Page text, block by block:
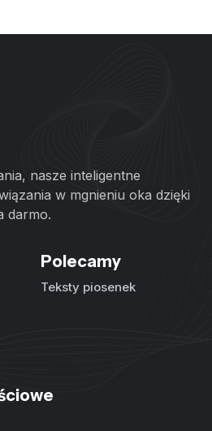
nasze inteligentne
w mgnieniu oka dzięki
darmo.
Polecamy
Teksty piosenek